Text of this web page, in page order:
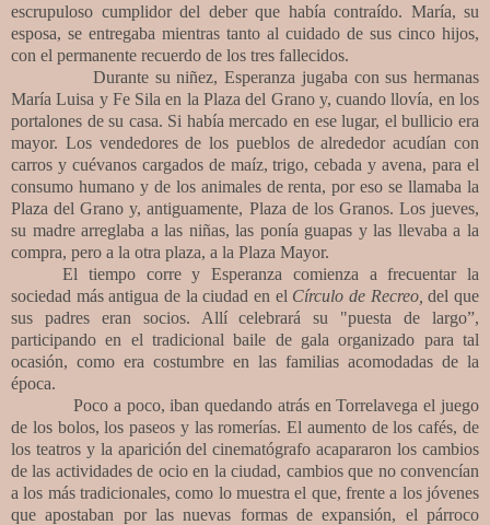
escrupuloso cumplidor del deber que había contraído. María, su
esposa, se entregaba mientras tanto al cuidado de sus cinco hijos,
con el permanente recuerdo de los tres fallecidos.
Durante su niñez, Esperanza jugaba con sus hermanas
María Luisa y Fe Sila en la Plaza del Grano y, cuando llovía, en los
portalones de su casa. Si había mercado en ese lugar, el bullicio era
mayor. Los vendedores de los pueblos de alrededor acudían con
carros y cuévanos cargados de maíz, trigo, cebada y avena, para el
consumo humano y de los animales de renta, por eso se llamaba la
Plaza del Grano y, antiguamente, Plaza de los Granos. Los jueves,
su madre arreglaba a las niñas, las ponía guapas y las llevaba a la
compra, pero a la otra plaza, a la Plaza Mayor.
El tiempo corre y Esperanza comienza a frecuentar la
sociedad más antigua de la ciudad en el Círculo de Recreo, del que
sus padres eran socios. Allí celebrará su "puesta de largo”,
participando en el tradicional baile de gala organizado para tal
ocasión, como era costumbre en las familias acomodadas de la
época.
Poco a poco, iban quedando atrás en Torrelavega el juego
de los bolos, los paseos y las romerías. El aumento de los cafés, de
los teatros y la aparición del cinematógrafo acapararon los cambios
de las actividades de ocio en la ciudad, cambios que no convencían
a los más tradicionales, como lo muestra el que, frente a los jóvenes
que apostaban por las nuevas formas de expansión, el párroco